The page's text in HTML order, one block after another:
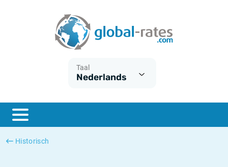
Taal
Nederlands
Historisch
ESTER
SONIA
Wat is CPI inflatie?
Wat is HICP inflatie?
Nederlandse inflatie - CPI
Amerikaanse inflatie - CPI
Euribor historie
SOFR historie
TONAR historie
Inflatiecalculator